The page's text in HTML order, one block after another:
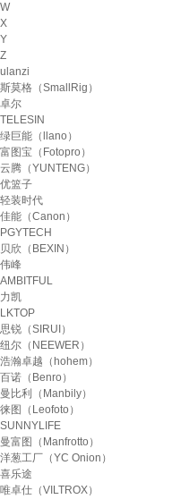
W
X
Y
Z
ulanzi
斯莫格（SmallRig）
卓尔
TELESIN
绿巨能（llano）
富图宝（Fotopro）
云腾（YUNTENG）
优篮子
轻装时代
佳能（Canon）
PGYTECH
贝欣（BEXIN）
伟峰
AMBITFUL
力凯
LKTOP
思锐（SIRUI）
纽尔（NEEWER）
浩瀚卓越（hohem）
百诺（Benro）
曼比利（Manbily）
徕图（Leofoto）
SUNNYLIFE
曼富图（Manfrotto）
洋葱工厂（YC Onion）
喜乐途
唯卓仕（VILTROX）